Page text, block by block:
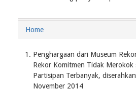
Home
Penghargaan dari Museum
Rekor Komitmen Tidak Merokok
Partisipan Terbanyak,
November 2014